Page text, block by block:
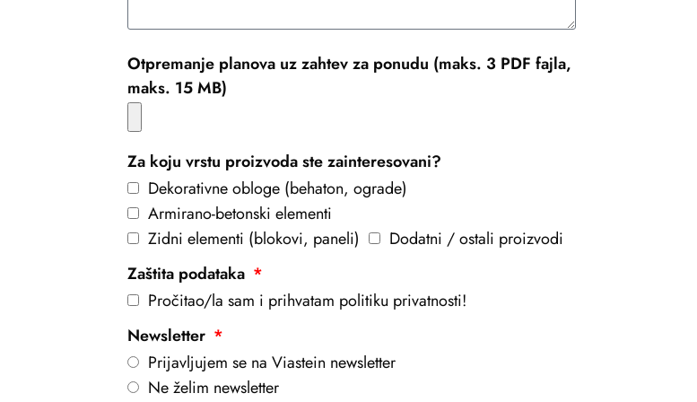
Otpremanje planova uz zahtev za ponudu (maks. 3 PDF fajla,
maks. 15 MB)
Za koju vrstu proizvoda ste zainteresovani?
Dekorativne obloge (behaton, ograde)
Armirano-betonski elementi
Zidni elementi (blokovi, paneli)
Dodatni / ostali proizvodi
Zaštita podataka
Pročitao/la sam i prihvatam politiku privatnosti!
Newsletter
Prijavljujem se na Viastein newsletter
Ne želim newsletter